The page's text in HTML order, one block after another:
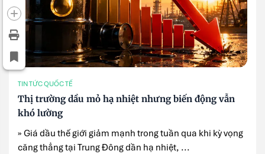
TIN TỨC QUỐC TẾ
Thị trường dầu mỏ hạ nhiệt nhưng biến động vẫn
khó lường
» Giá dầu thế giới giảm mạnh trong tuần qua khi kỳ vọng
căng thẳng tại Trung Đông dần hạ nhiệt, ...